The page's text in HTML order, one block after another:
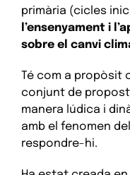
primària (cicles
l’ensenyament i
sobre el canvi
Té com a propòsit
conjunt de
manera lúdica i
amb el fenomen
respondre-hi.